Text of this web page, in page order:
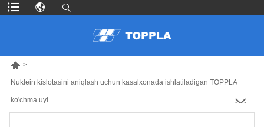
 >
Nuklein kislotasini aniqlash uchun kasalxonada ishlatiladigan TOPPLA
ko'chma uyi